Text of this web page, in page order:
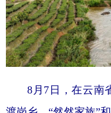
8月7日，在云南省